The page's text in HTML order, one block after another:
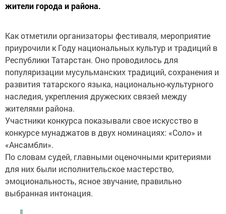
жители города и района.
Как отметили организаторы фестиваля, мероприятие
приурочили к Году национальных культур и традиций в
Республики Татарстан. Оно проводилось для
популяризации мусульманских традиций, сохранения и
развития татарского языка, национально-культурного
наследия, укрепления дружеских связей между
жителями района.
Участники конкурса показывали свое искусство в
конкурсе мунаджатов в двух номинациях: «Соло» и
«Ансамбли».
По словам судей, главными оценочными критериями
для них были исполнительское мастерство,
эмоциональность, ясное звучание, правильно
выбранная интонация.